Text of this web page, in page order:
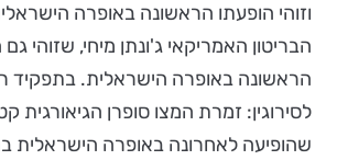
וזוהי הופעתו הראשונה באופרה
הבריטון האמריקאי ג'ונתן מיחי, שזוהי
הראשונה באופרה הישראלית. בתפקיד
לסירוגין: זמרת המצו סופרן הגיאורגית
שהופיעה לאחרונה באופרה הישראלית